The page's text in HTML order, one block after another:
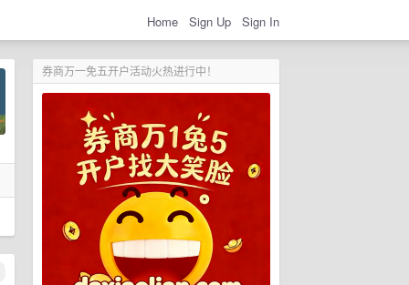
Home Sign Up Sign In
券商万一免五开户活动火热进行中！